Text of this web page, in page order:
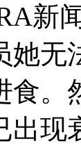
新
她无
食。
出现